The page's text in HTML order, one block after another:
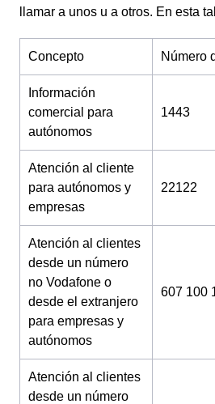
llamar a unos u a otros. En esta
Concepto Número
Información
comercial para
autónomos
1443
Atención al cliente
para autónomos y
empresas
22122
Atención al clientes
desde un número
no Vodafone o
desde el extranjero
para empresas y
autónomos
607 100
Atención al clientes
desde un número